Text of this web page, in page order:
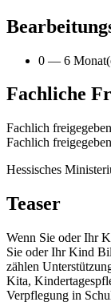
0 — 6
Fachliche
Fachlich
Fachlich
Hessisches
Teaser
Wenn Sie oder Ihr
Sie oder Ihr Kind
zählen
Kita,
Verpflegung in